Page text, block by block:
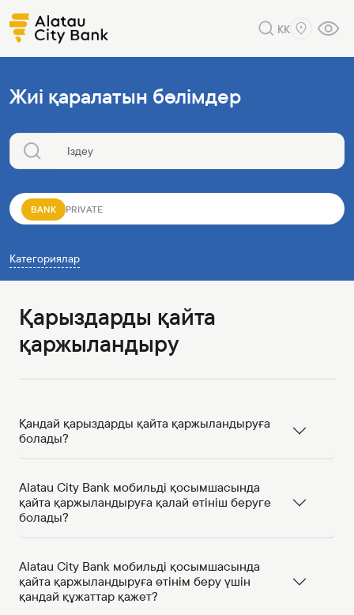
KK
Жиі қаралатын бөлімдер
BANK PRIVATE
Категориялар
Қарыздарды қайта
қаржыландыру
Қандай қарыздарды қайта қаржыландыруға
болады?
Alatau City Bank мобильді қосымшасында
қайта қаржыландыруға қалай өтініш беруге
болады?
Alatau City Bank мобильді қосымшасында
қайта қаржыландыруға өтінім беру үшін
қандай құжаттар қажет?